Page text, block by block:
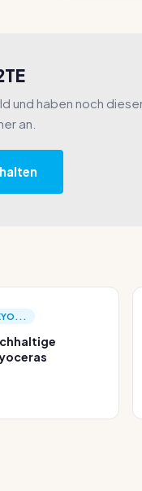
und haben noch
an.